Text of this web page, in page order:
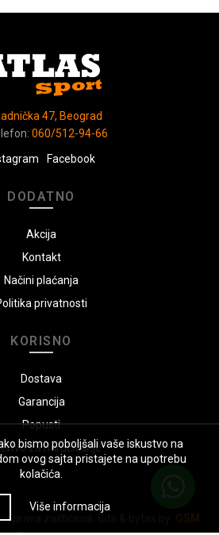
47, Beograd
060/512-94-66
Facebook
DODATNO
Akcija
Kontakt
Načini plaćanja
privatnosti
KORISNO
Dostava
Garancija
Popusti
za naručivanje
prava zaštićena. Bits & bytes by: GSM
bismo poboljšali vaše iskustvo na
ovog sajta pristajete na upotrebu
kolačića.
Više informacija